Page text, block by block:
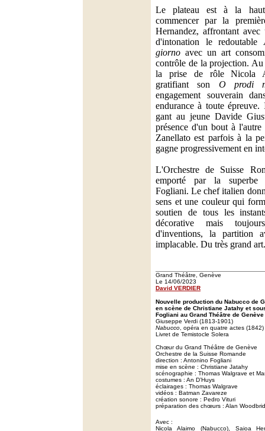
Le plateau est à la
commencer par la
Hernandez, affrontant
d'intonation le redoutable
giorno avec un art
contrôle de la projection. Au
la prise de rôle Nicola
gratifiant son O prodi
engagement souverain
endurance à toute
gant au jeune Davide
présence d'un bout à
Zanellato est parfois à la
gagne progressivement en
L'Orchestre de Suisse
emporté par la superbe
Fogliani. Le chef italien
sens et une couleur qui
soutien de tous les
décorative mais
d'inventions, la partition
implacable. Du très grand art.
Grand Théâtre, Genève
Le 14/06/2023
David VERDIER
Nouvelle production du Nabucco de
en scène de Christiane Jatahy et
Fogliani au Grand Théâtre de Genève
Giuseppe Verdi (1813-1901)
Nabucco , opéra en quatre actes (1842)
Livret de Temistocle Solera
Chœur du Grand Théâtre de Genève
Orchestre de la Suisse Romande
direction : Antonino Fogliani
mise en scène : Christiane Jatahy
scénographie : Thomas Walgrave et
costumes : An D’Huys
éclairages : Thomas Walgrave
vidéos : Batman Zavareze
création sonore : Pedro Vituri
préparation des chœurs : Alan
Avec :
Nicola Alaimo (Nabucco), Saioa